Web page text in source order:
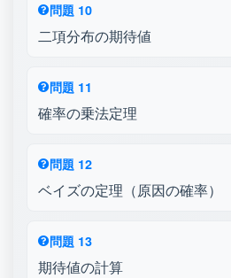
問題 10
二項分布の期待値
問題 11
確率の乗法定理
問題 12
ベイズの定理（原因の確率）
問題 13
期待値の計算